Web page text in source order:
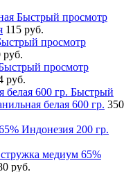
Быстрый просмотр
115 руб.
просмотр
руб.
просмотр
руб.
Быстрый
белая 600 гр. 350
медиум 65%
руб.